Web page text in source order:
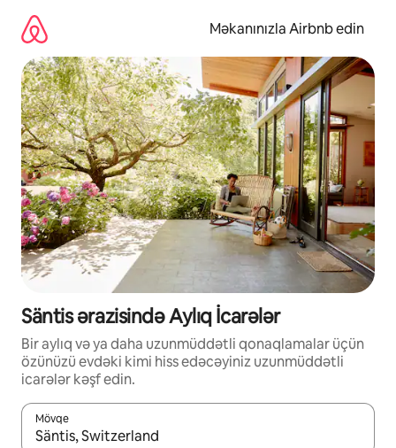
Məkanınızla Airbnb edin
Säntis ərazisində Aylıq İcarələr
Bir aylıq və ya daha uzunmüddətli qonaqlamalar üçün
özünüzü evdəki kimi hiss edəcəyiniz uzunmüddətli
icarələr kəşf edin.
Mövqe
Nəticələr varsa, yuxarı və aşağı ox düymələri ilə naviqasiya